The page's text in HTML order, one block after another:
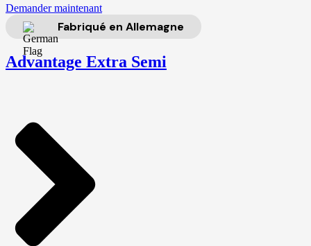
Demander maintenant
Fabriqué en Allemagne
Advantage Extra Semi